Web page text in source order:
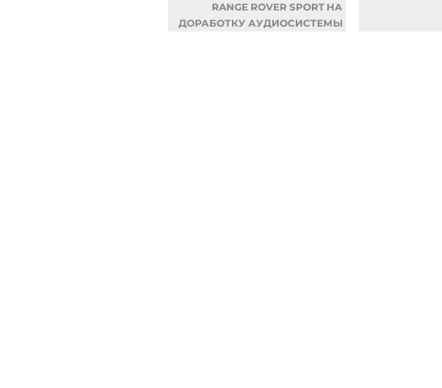
RANGE ROVER SPORT НА
ДОРАБОТКУ АУДИОСИСТЕМЫ